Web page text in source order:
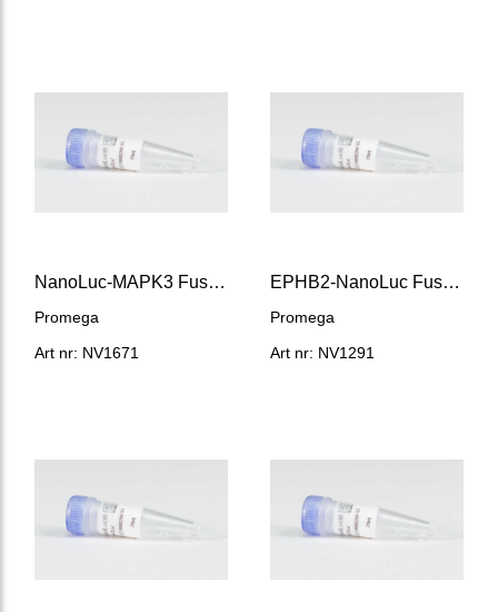
NanoLuc-MAPK3 Fusion Vector
Promega
Art nr: NV1671
EPHB2-NanoLuc Fusion Vector
Promega
Art nr: NV1291